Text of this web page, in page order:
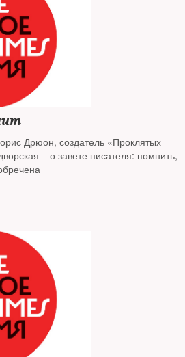
Дрюон, создатель «Проклятых
– о завете писателя: помнить,